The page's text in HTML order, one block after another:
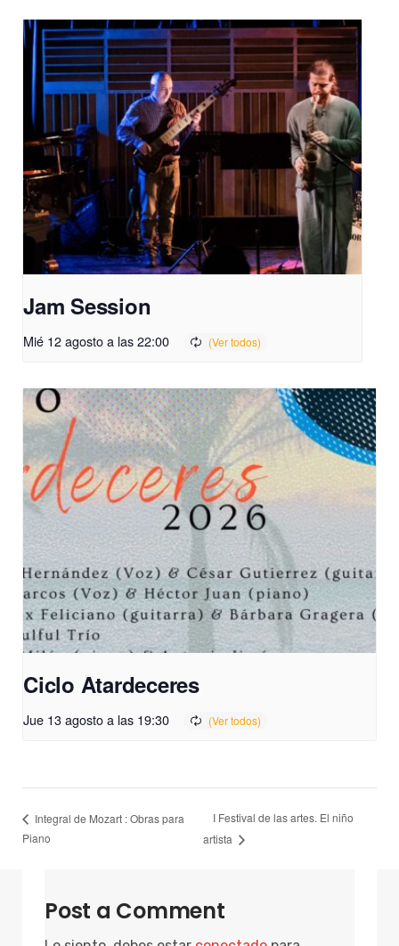
Jam Session
Mié 12 agosto a las 22:00
Ciclo Atardeceres
Jue 13 agosto a las 19:30
Integral de Mozart : Obras para
Piano
I Festival de las artes. El niño
artista
Post a Comment